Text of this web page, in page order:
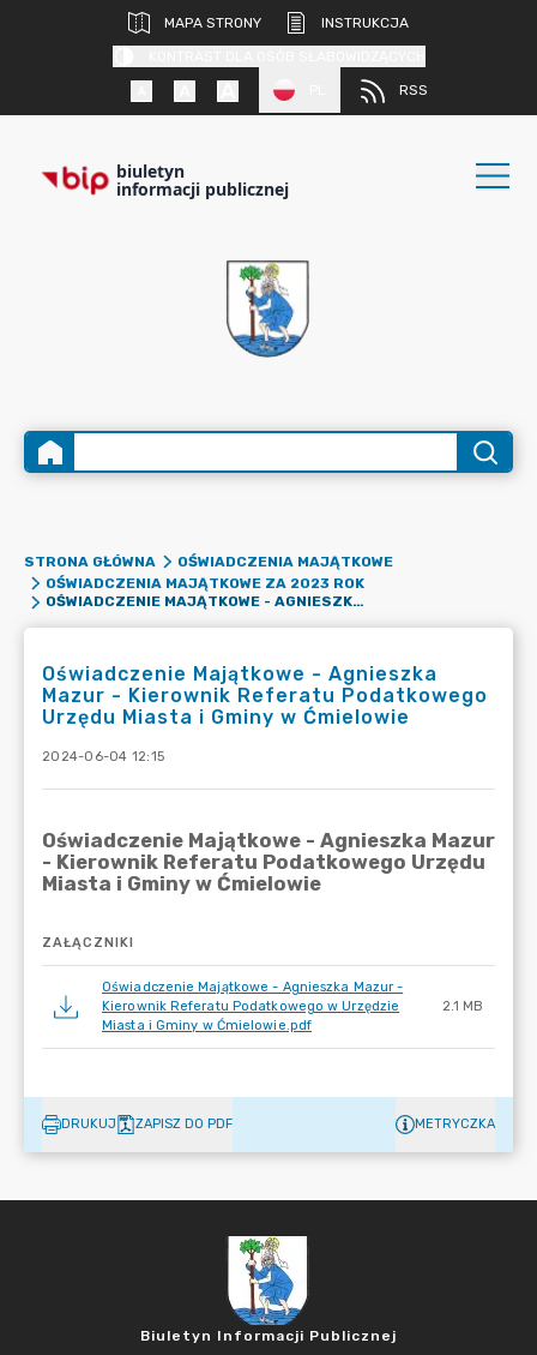
MAPA STRONY
INSTRUKCJA
RSS
biuletyn
informacji publicznej
STRONA GŁÓWNA
OŚWIADCZENIA MAJĄTKOWE
OŚWIADCZENIA MAJĄTKOWE ZA 2023 ROK
OŚWIADCZENIE MAJĄTKOWE - AGNIESZKA MAZUR - KIEROWNIK REFERATU PODATKOWEGO URZĘDU MIASTA I GMINY W ĆMIELOWIE
Oświadczenie Majątkowe - Agnieszka
Mazur - Kierownik Referatu Podatkowego
Urzędu Miasta i Gminy w Ćmielowie
2024-06-04 12:15
ZAŁĄCZNIKI
Oświadczenie Majątkowe - Agnieszka Mazur -
Kierownik Referatu Podatkowego w Urzędzie
Miasta i Gminy w Ćmielowie.pdf
2.1 MB
DRUKUJ ZAPISZ DO PDF METRYCZKA
Biuletyn Informacji Publicznej